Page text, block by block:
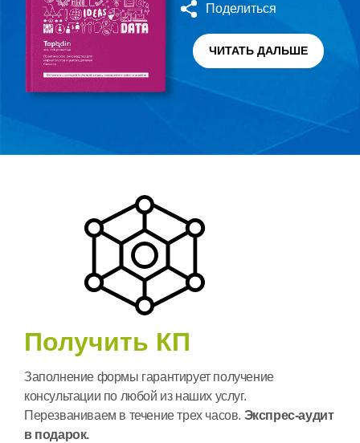
Поделиться
ЧИТАТЬ ДАЛЬШЕ
Получить КП
Заполнение формы гарантирует получение
консультации по любой из наших услуг.
Перезваниваем в течение трех часов. Экспрес-аудит
в подарок.